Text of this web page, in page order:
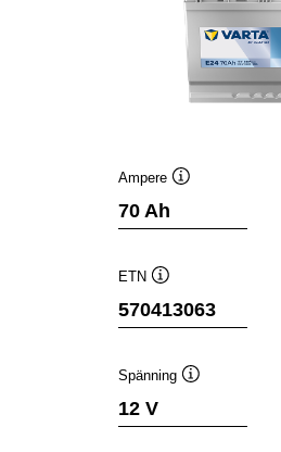
Ampere
70 Ah
ETN
570413063
Spänning
12 V